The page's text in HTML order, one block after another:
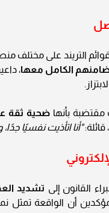
التريند على مختلف
الكامل معها،
بأنها ضحية ثقة
قائلة:"أنا اتأذيت نفسيًا
القانون إلى تشديد
أن الواقعة تمثل